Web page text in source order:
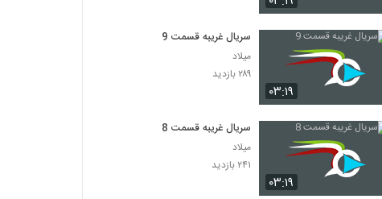
۰۳:۱۹
سریال غریبه قسمت 9
میلاد
۲۸۹ بازدید
۰۳:۱۹
سریال غریبه قسمت 8
میلاد
۲۴۱ بازدید